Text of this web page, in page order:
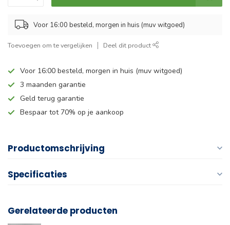
Voor 16:00 besteld, morgen in huis (muv witgoed)
Toevoegen om te vergelijken Deel dit product
Voor 16:00 besteld, morgen in huis (muv witgoed)
3 maanden garantie
Geld terug garantie
Bespaar tot 70% op je aankoop
Productomschrijving
Specificaties
Gerelateerde producten